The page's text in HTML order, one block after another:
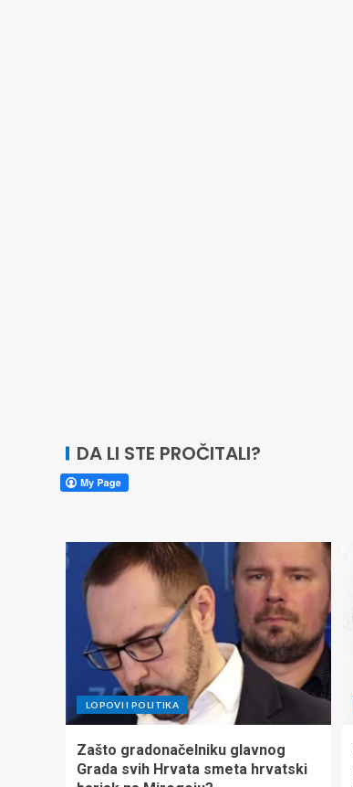
DA LI STE PROČITALI?
LOPOVI I POLITIKA
Zašto gradonačelniku glavnog
Grada svih Hrvata smeta hrvatski